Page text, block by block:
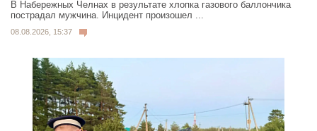
В Набережных Челнах в результате хлопка газового баллончика
пострадал мужчина. Инцидент произошел ...
08.08.2026, 15:37